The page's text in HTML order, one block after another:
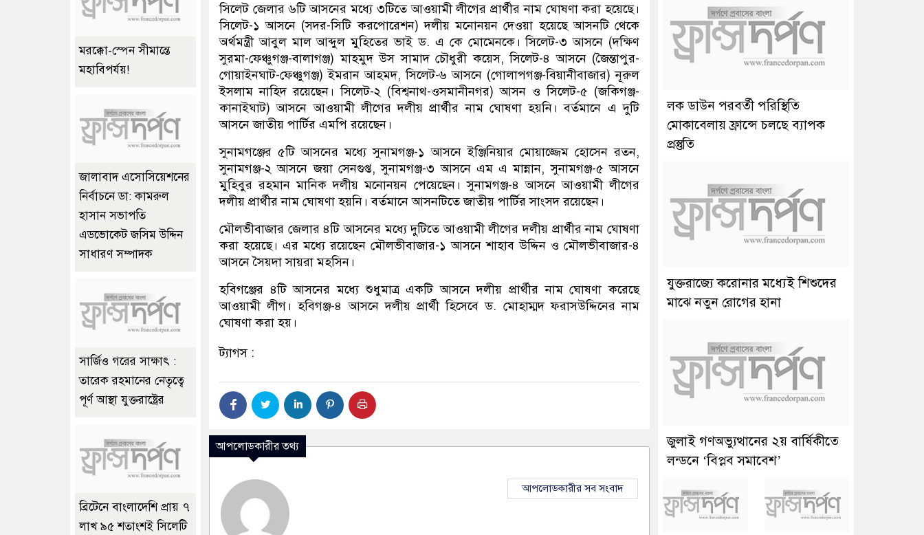
সিলেট জেলার ৬টি আসনের মধ্যে ৩টিতে আওয়ামী লীগের প্রার্থীর নাম ঘোষণা করা হয়েছে।
সিলেট-১ আসনে (সদর-সিটি করপোরেশন) দলীয় মনোনয়ন দেওয়া হয়েছে আসনটি থেকে
অর্থমন্ত্রী আবুল মাল আব্দুল মুহিতের ভাই ড. এ কে মোমেনকে। সিলেট-৩ আসনে (দক্ষিণ
সুরমা-ফেঞ্চুগঞ্জ-বালাগঞ্জ) মাহমুদ উস সামাদ চৌধুরী কয়েস, সিলেট-৪ আসনে (জৈন্তাপুর-
গোয়াইনঘাট-ফেঞ্চুগঞ্জ) ইমরান আহমদ, সিলেট-৬ আসনে (গোলাপগঞ্জ-বিয়ানীবাজার) নূরুল
ইসলাম নাহিদ রয়েছেন। সিলেট-২ (বিশ্বনাথ-ওসমানীনগর) আসন ও সিলেট-৫ (জকিগঞ্জ-
কানাইঘাট) আসনে আওয়ামী লীগের দলীয় প্রার্থীর নাম ঘোষণা হয়নি। বর্তমানে এ দুটি
আসনে জাতীয় পার্টির এমপি রয়েছেন।
সুনামগঞ্জের ৫টি আসনের মধ্যে সুনামগঞ্জ-১ আসনে ইঞ্জিনিয়ার মোয়াজ্জেম হোসেন রতন,
সুনামগঞ্জ-২ আসনে জয়া সেনগুপ্ত, সুনামগঞ্জ-৩ আসনে এম এ মান্নান, সুনামগঞ্জ-৫ আসনে
মুহিবুর রহমান মানিক দলীয় মনোনয়ন পেয়েছেন। সুনামগঞ্জ-৪ আসনে আওয়ামী লীগের
দলীয় প্রার্থীর নাম ঘোষণা হয়নি। বর্তমানে আসনটিতে জাতীয় পার্টির সাংসদ রয়েছেন।
মৌলভীবাজার জেলার ৪টি আসনের মধ্যে দুটিতে আওয়ামী লীগের দলীয় প্রার্থীর নাম ঘোষণা
করা হয়েছে। এর মধ্যে রয়েছেন মৌলভীবাজার-১ আসনে শাহাব উদ্দিন ও মৌলভীবাজার-৪
আসনে সৈয়দা সায়রা মহসিন।
হবিগঞ্জের ৪টি আসনের মধ্যে শুধুমাত্র একটি আসনে দলীয় প্রার্থীর নাম ঘোষণা করেছে
আওয়ামী লীগ। হবিগঞ্জ-৪ আসনে দলীয় প্রার্থী হিসেবে ড. মোহাম্মদ ফরাসউদ্দিনের নাম
ঘোষণা করা হয়।
ট্যাগস :
আপলোডকারীর তথ্য
আপলোডকারীর সব সংবাদ
মরক্কো-স্পেন সীমান্তে
মহাবিপর্যয়!
জালাবাদ এসোসিয়েশনের
নির্বাচনে ডা: কামরুল
হাসান সভাপতি
এডভোকেট জসিম উদ্দিন
সাধারণ সম্পাদক
সার্জিও গরের সাক্ষাৎ :
তারেক রহমানের নেতৃত্বে
পূর্ণ আস্থা যুক্তরাষ্ট্রের
ব্রিটেনে বাংলাদেশি প্রায় ৭
লাখ ৯৫ শতাংশই সিলেটি
লক ডাউন পরবর্তী পরিস্থিতি
মোকাবেলায় ফ্রান্সে চলছে ব্যাপক
প্রস্তুতি
যুক্তরাজ্যে করোনার মধ্যেই শিশুদের
মাঝে নতুন রোগের হানা
জুলাই গণঅভ্যুত্থানের ২য় বার্ষিকীতে
লন্ডনে ‘বিপ্লব সমাবেশ’